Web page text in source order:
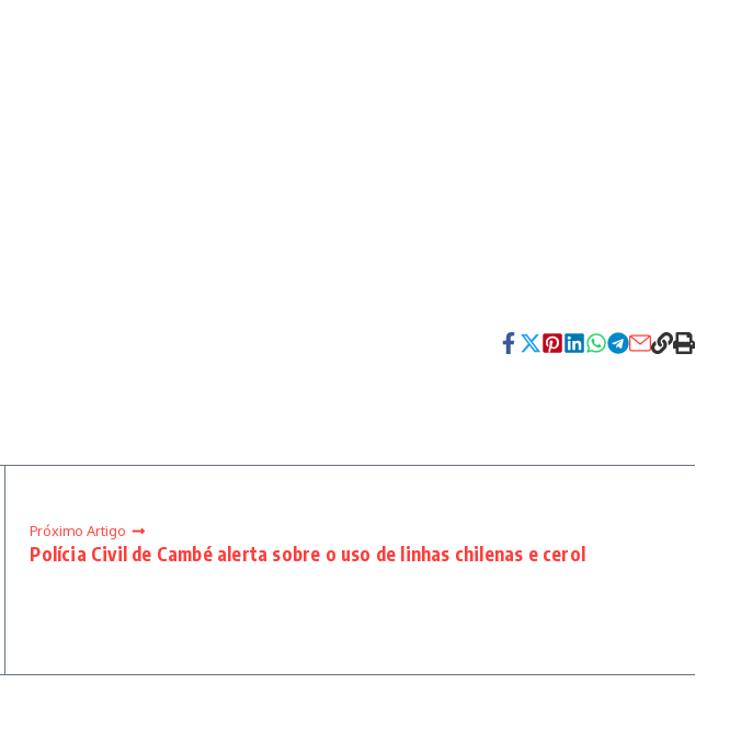
Próximo Artigo
Polícia Civil de Cambé alerta sobre o uso de linhas chilenas e cerol